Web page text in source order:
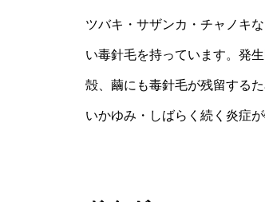
ツバキ・サザンカ・チャノキ
い毒針毛を持っています。発
殻、繭にも毒針毛が残留する
いかゆみ・しばらく続く炎症が